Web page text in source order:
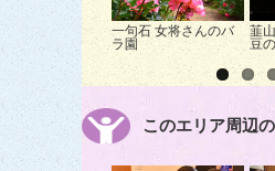
一句石 女将さんのバ
ラ園
韮
豆
このエリア周辺